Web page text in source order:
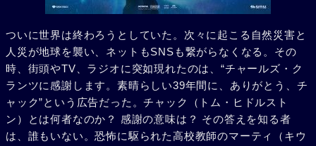
ついに世界は終わろうとしていた。次々に起こる自然災害と
人災が地球を襲い、ネットもSNSも繋がらなくなる。その
時、街頭やTV、ラジオに突如現れたのは、“チャールズ・ク
ランツに感謝します。素晴らしい39年間に、ありがとう、チ
ャック”という広告だった。チャック（トム・ヒドルスト
ン）とは何者なのか？ 感謝の意味は？ その答えを知る者
は、誰もいない。恐怖に駆られた高校教師のマーティ（キウ